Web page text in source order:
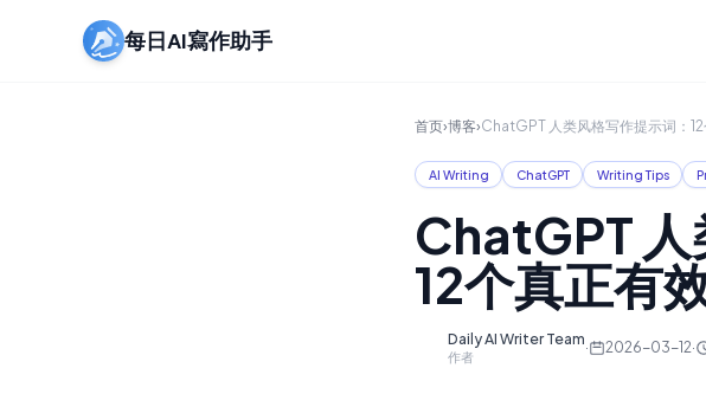
每日AI寫作助手
首页›博客›ChatGPT 人类风格写作提示词：
AI Writing ChatGPT Writing Tips
ChatGPT 人
12个真正有
Daily AI Writer Team
作者
· 2026-03-12·